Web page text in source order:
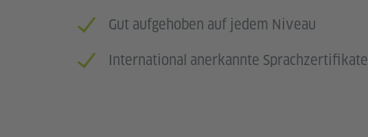
Gut aufgehoben auf jedem Niveau
International anerkannte Sprachzertifikate